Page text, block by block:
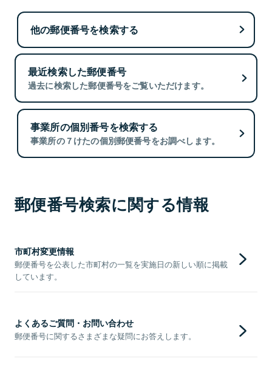
他の郵便番号を検索する
最近検索した郵便番号
過去に検索した郵便番号をご覧いただけます。
事業所の個別番号を検索する
事業所の７けたの個別郵便番号をお調べします。
郵便番号検索に関する情報
市町村変更情報
郵便番号を公表した市町村の一覧を実施日の新しい順に掲載
しています。
よくあるご質問・お問い合わせ
郵便番号に関するさまざまな疑問にお答えします。